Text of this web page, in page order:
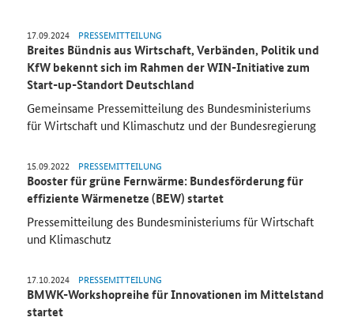
17.09.2024 PRESSEMITTEILUNG
Breites Bündnis aus Wirtschaft, Verbänden, Politik und
KfW bekennt sich im Rahmen der WIN-Initiative zum
Start-up-Standort Deutschland
Gemeinsame Pressemitteilung des Bundesministeriums
für Wirtschaft und Klimaschutz und der Bundesregierung
15.09.2022 PRESSEMITTEILUNG
Booster für grüne Fernwärme: Bundesförderung für
effiziente Wärmenetze (BEW) startet
Pressemitteilung des Bundesministeriums für Wirtschaft
und Klimaschutz
17.10.2024 PRESSEMITTEILUNG
BMWK-Workshopreihe für Innovationen im Mittelstand
startet